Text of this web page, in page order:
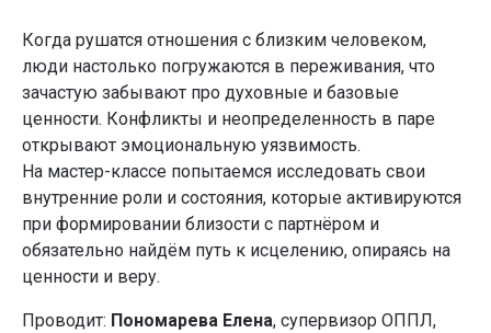
Когда рушатся отношения с близким человеком,
люди настолько погружаются в переживания, что
зачастую забывают про духовные и базовые
ценности. Конфликты и неопределенность в паре
открывают эмоциональную уязвимость.
На мастер-классе попытаемся исследовать свои
внутренние роли и состояния, которые активируются
при формировании близости с партнёром и
обязательно найдём путь к исцелению, опираясь на
ценности и веру.
Проводит: Пономарева Елена, супервизор ОППЛ,